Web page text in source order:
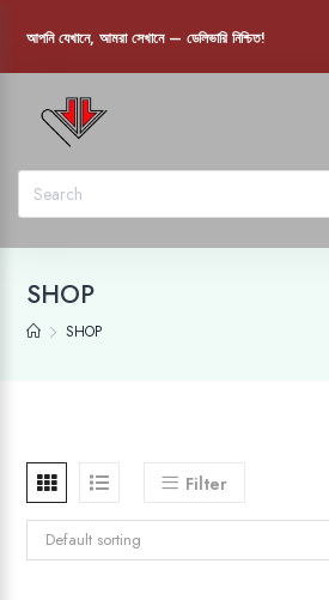
আপনি যেখানে, আমরা সেখানে — ডেলিভারি নিশ্চিত!
SHOP
SHOP
Filter
Default sorting